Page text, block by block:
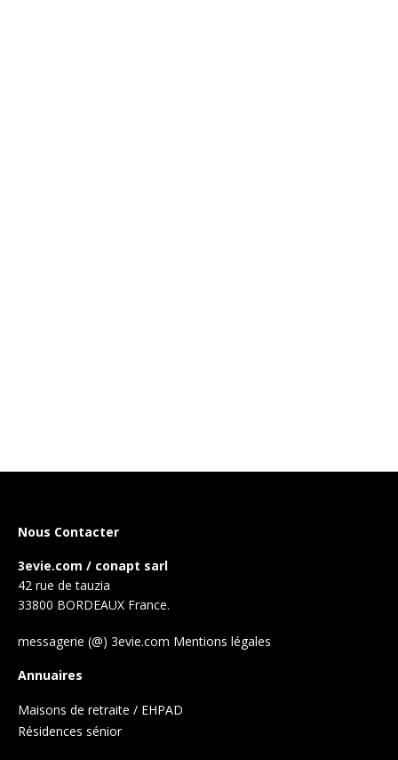
Nous Contacter
3evie.com / conapt sarl
42 rue de tauzia
33800 BORDEAUX France.
messagerie (@) 3evie.com Mentions légales
Annuaires
Maisons de retraite / EHPAD
Résidences sénior